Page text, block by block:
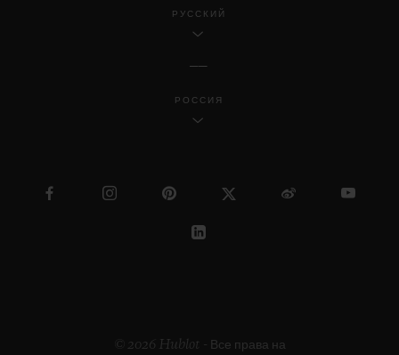
РУССКИЙ
РОССИЯ
© 2026 Hublot - Все права на